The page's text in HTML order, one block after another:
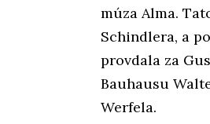
múza Alma.
Schindlera, a
provdala za
Bauhausu
Werfela.